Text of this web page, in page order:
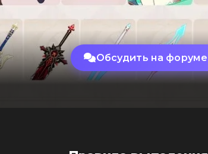
Обсудить на форуме